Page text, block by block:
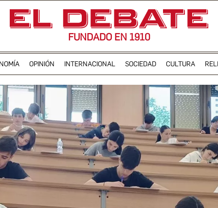
FUNDADO EN 1910
OPINIÓN INTERNACIONAL SOCIEDAD CULTURA